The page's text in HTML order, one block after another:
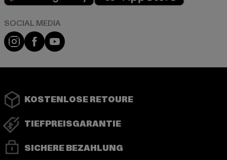
Instagram
FacebookYouTube
KOSTENLOSE RETOURE
TIEFPREISGARANTIE
SICHERE BEZAHLUNG